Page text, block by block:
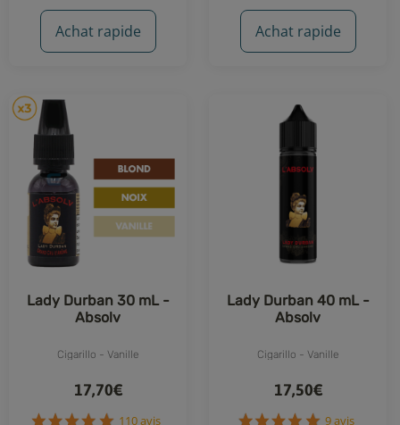
73 avis
Achat rapide
5 avis
Achat rapide
Lady Durban 30 mL -
Absolv
Cigarillo - Vanille
17,70€
Lady Durban 40 mL -
Absolv
Cigarillo - Vanille
17,50€